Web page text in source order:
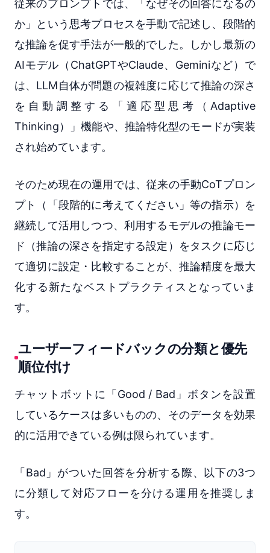
従来のプロンプトでは、「なぜその回答になるの
か」という思考プロセスを手動で記述し、段階的
な推論を促す手法が一般的でした。しかし最新の
AIモデル（ChatGPTやClaude、Geminiなど）で
は、LLM自体が問題の複雑度に応じて推論の深さ
を自動調整する「適応型思考（Adaptive
Thinking）」機能や、推論特化型のモードが実装
され始めています。
そのため現在の運用では、従来の手動CoTプロン
プト（「段階的に考えてください」等の指示）を
継続して活用しつつ、利用するモデルの推論モー
ド（推論の深さを指定する設定）をタスクに応じ
て適切に設定・比較することが、推論精度を最大
化する新たなベストプラクティスとなっていま
す。
ユーザーフィードバックの分類と優先
順位付け
チャットボットに「Good / Bad」ボタンを設置
しているケースは多いものの、そのデータを効果
的に活用できている例は限られています。
「Bad」がついた回答を分析する際、以下の3つ
に分類して対応フローを分ける運用を推奨しま
す。